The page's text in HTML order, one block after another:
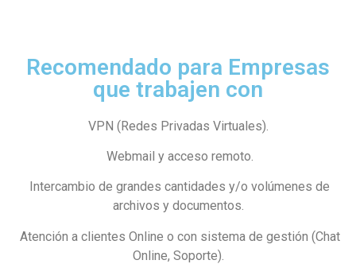
Recomendado para Empresas
que trabajen con
VPN (Redes Privadas Virtuales).
Webmail y acceso remoto.
Intercambio de grandes cantidades y/o volúmenes de
archivos y documentos.
Atención a clientes Online o con sistema de gestión (Chat
Online, Soporte).